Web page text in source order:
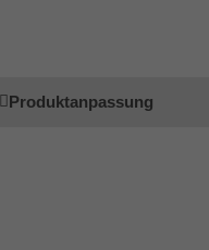
Produktanpassung